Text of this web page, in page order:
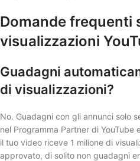
Domande frequenti
visualizzazioni
Guadagni
di visualizzazioni?
No. Guadagni con gli annunci solo
nel Programma Partner di
il tuo video riceve 1 milione di
approvato, di solito non guadagni